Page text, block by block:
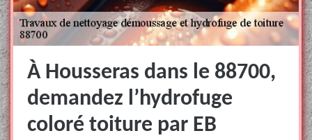
À Housseras dans le 88700,
demandez l’hydrofuge
coloré toiture par EB